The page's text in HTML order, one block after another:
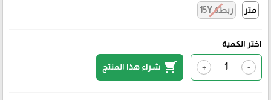
متر
ربطة 15Y
اختر الكمية
-
+
shopping_cart شراء هذا المنتج